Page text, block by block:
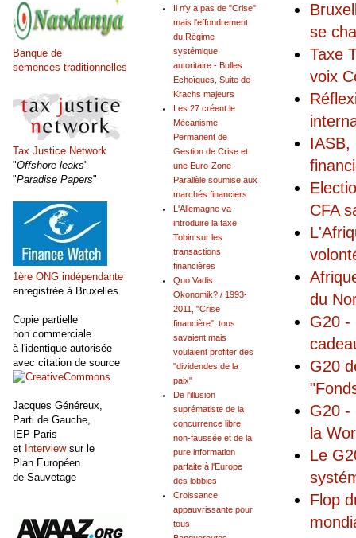
se
Taxe
voix
IASB,
CFA
du
G20 -
G20
G20 -
la
Le
Flop
Il n'y a pas de "Crise"
mais l'effondrement
du Régime
systémique
autoritaire - Bulles
Echoïques, Suite de
Krachs majeurs
Les 27 créent le
Mécanisme
Permanent de
Gestion de Crise et
une Euro-Zone
Parallèle soumise aux
marchés financiers
L'Allemagne va
introduire la taxe
Tobin sur les
transactions
financières
Quo Vadis
Ökonomik? / 1993-
2011, "Crise
financière", tous
savaient mais
voulaient profiter des
"dividendes de la
paix"
De l'illusion
suprématiste de la
concurrence libre
non-faussée et de la
pure information
parfaite à l'Europe
des lobbies
Croissance
appauvrissante pour
tous
Banque de
semences traditionnelles
Tax Justice Network
"Offshore leaks"
"Paradise Papers"
1ère ONG indépendante
enregistrée à Bruxelles.
Copie partielle
non commerciale
à l'identique autorisée
avec citation de source
Jacques Généreux,
Parti de Gauche,
IEP Paris
et Interviewsur le
Plan Européen
de Sauvetage